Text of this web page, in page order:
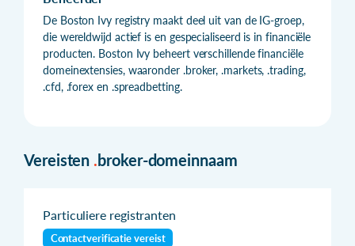
De Boston Ivy registry maakt deel uit van de IG-groep,
die wereldwijd actief is en gespecialiseerd is in financiële
producten. Boston Ivy beheert verschillende financiële
domeinextensies, waaronder .broker, .markets, .trading,
.cfd, .forex en .spreadbetting.
Vereisten .broker-domeinnaam
Particuliere registranten
Contactverificatie vereist